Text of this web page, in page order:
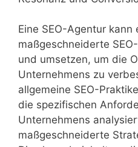
Eine SEO-Agentur kann
maßgeschneiderte
und umsetzen, um die
Unternehmens zu
allgemeine SEO-
die spezifischen
Unternehmens
maßgeschneiderte